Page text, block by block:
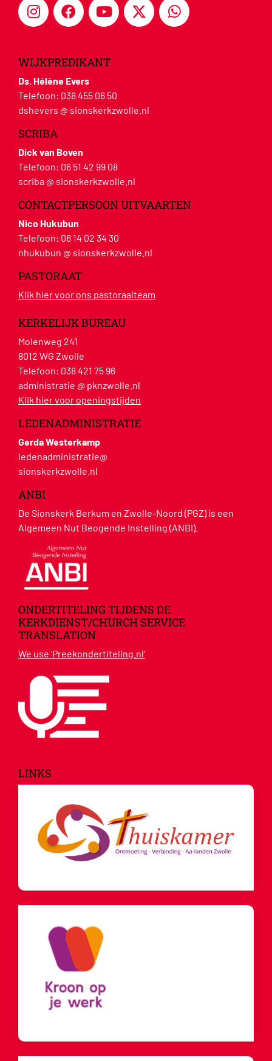
WIJKPREDIKANT
Ds. Hélène Evers
Telefoon: 038 455 06 50
dshevers @ sionskerkzwolle.nl
SCRIBA
Dick van Boven
Telefoon: 06 51 42 99 08
scriba @ sionskerkzwolle.nl
CONTACTPERSOON UITVAARTEN
Nico Hukubun
Telefoon: 06 14 02 34 30
nhukubun @ sionskerkzwolle.nl
PASTORAAT
Klik hier voor ons pastoraalteam
KERKELIJK BUREAU
Molenweg 241
8012 WG Zwolle
Telefoon: 038 421 75 96
administratie @ pknzwolle.nl
Klik hier voor openingstijden
LEDENADMINISTRATIE
Gerda Westerkamp
ledenadministratie@
sionskerkzwolle.nl
ANBI
De Sionskerk Berkum en Zwolle-Noord (PGZ) is een
Algemeen Nut Beogende Instelling (ANBI).
ONDERTITELING TIJDENS DE
KERKDIENST/CHURCH SERVICE
TRANSLATION
We use ‘Preekondertiteling.nl’
LINKS